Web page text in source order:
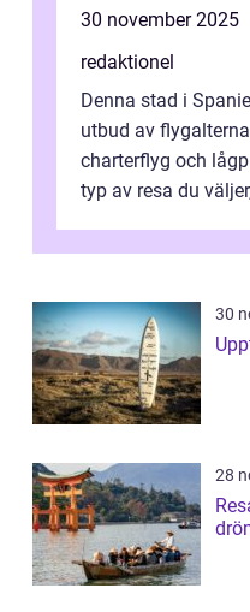
30 november 2025
redaktionel
Denna stad i
utbud av
charterflyg och
typ av resa du
30
28